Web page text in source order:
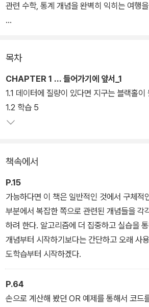
관련 수학, 통계 개념을 완벽히 익히는 여행
경망을 사용한 지도학습에 대해 배운다. 그리
리즘, 최근접 이웃법, 최선 분류 경계, 커널 방
며, 진화학습, 강화학습, 트리 기반의 학습자
의 예측 값을 합치는 방법들을 다룬다.
로 책을 학습할 때 함께 제공되는 코드를 직접
다. 각 장마다 더 읽을거리와 연습 문제를 통
하고 있으며, 예제에 사용된 모든 파이썬 코
서 내려받을 수 있다.
목차
CHAPTER 1 … 들어가기에 앞서_1
1.2 학습 5
책속에서
P.15
가능하다면 이 책은 일반적인 것에서 구체적
부분에서 복잡한 쪽으로 관련된 개념들을 각
하려 한다. 알고리즘에 더 집중하고 실습을
개념부터 시작하기보다는 간단하고 오래 사
도학습부터 시작하겠다.
P.64
손으로 계산해 봤던 OR 예제를 통해서 코드